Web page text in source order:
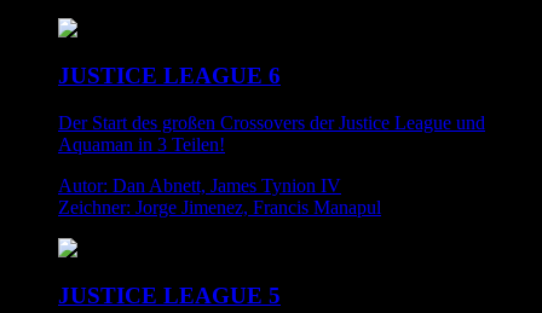
JUSTICE LEAGUE 6
Der Start des großen Crossovers der Justice League und
Aquaman in 3 Teilen!
Autor: Dan Abnett, James Tynion IV
Zeichner: Jorge Jimenez, Francis Manapul
JUSTICE LEAGUE 5